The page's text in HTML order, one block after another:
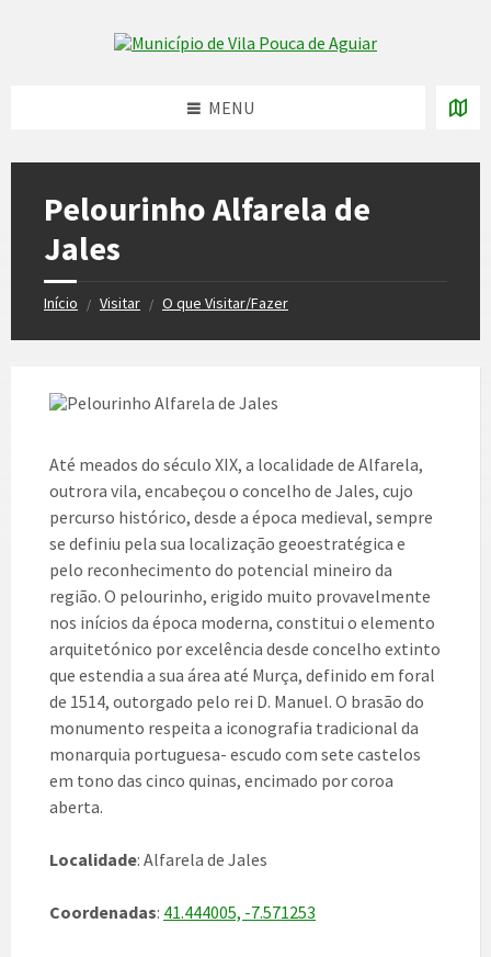
Skip to content
MENU
Pelourinho Alfarela de
Jales
Início / Visitar / O que Visitar/Fazer
Até meados do século XIX, a localidade de Alfarela,
outrora vila, encabeçou o concelho de Jales, cujo
percurso histórico, desde a época medieval, sempre
se definiu pela sua localização geoestratégica e
pelo reconhecimento do potencial mineiro da
região. O pelourinho, erigido muito provavelmente
nos inícios da época moderna, constitui o elemento
arquitetónico por excelência desde concelho extinto
que estendia a sua área até Murça, definido em foral
de 1514, outorgado pelo rei D. Manuel. O brasão do
monumento respeita a iconografia tradicional da
monarquia portuguesa- escudo com sete castelos
em tono das cinco quinas, encimado por coroa
aberta.
Localidade: Alfarela de Jales
Coordenadas: 41.444005, -7.571253